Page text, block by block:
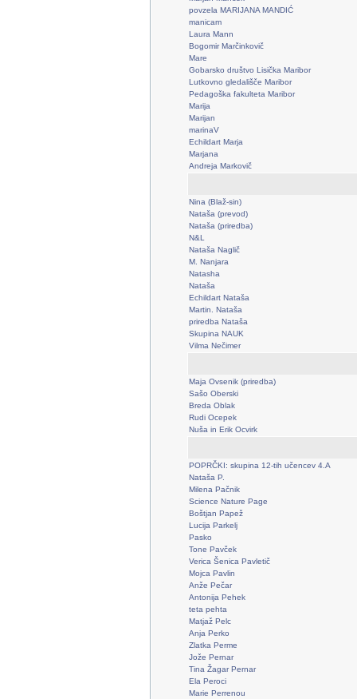
povzela MARIJANA MANDIĆ
manicam
Laura Mann
Bogomir Marčinkovič
Mare
Gobarsko društvo Lisička Maribor
Lutkovno gledališče Maribor
Pedagoška fakulteta Maribor
Marija
Marijan
marinaV
Echildart Marja
Marjana
Andreja Markovič
Nina (Blaž-sin)
Nataša (prevod)
Nataša (priredba)
N&L
Nataša Naglič
M. Nanjara
Natasha
Nataša
Echildart Nataša
Martin. Nataša
priredba Nataša
Skupina NAUK
Vilma Nečimer
Maja Ovsenik (priredba)
Sašo Oberski
Breda Oblak
Rudi Ocepek
Nuša in Erik Ocvirk
POPRČKI: skupina 12-tih učencev 4.A
Nataša P.
Milena Pačnik
Science Nature Page
Boštjan Papež
Lucija Parkelj
Pasko
Tone Pavček
Verica Šenica Pavletič
Mojca Pavlin
Anže Pečar
Antonija Pehek
teta pehta
Matjaž Pelc
Anja Perko
Zlatka Perme
Jože Pernar
Tina Žagar Pernar
Ela Peroci
Marie Perrenou